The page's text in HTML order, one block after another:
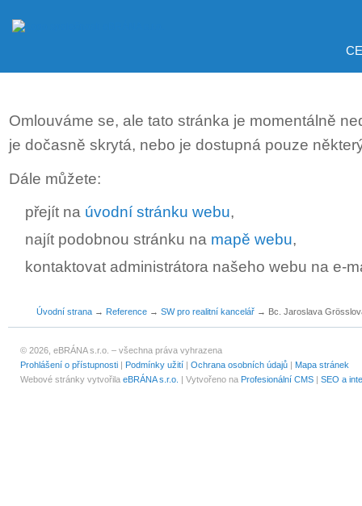
Omlouváme se, ale tato stránka je momentálně
je dočasně skrytá, nebo je dostupná pouze
Dále můžete:
přejít na úvodní stránku webu,
najít podobnou stránku na mapě webu,
kontaktovat administrátora našeho webu na e-
Úvodní strana → Reference → SW pro realitní kancelář → Bc. Jaroslava
© 2026, eBRÁNA s.r.o. – všechna práva vyhrazena
Prohlášení o přístupnosti | Podmínky užití | Ochrana osobních údajů | Mapa stránek
Webové stránky vytvořila eBRÁNA s.r.o. | Vytvořeno na Profesionální CMS | SEO a